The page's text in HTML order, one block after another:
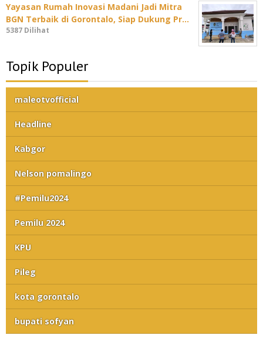
Yayasan Rumah Inovasi Madani Jadi Mitra
BGN Terbaik di Gorontalo, Siap Dukung Pr…
5387 Dilihat
Topik Populer
maleotvofficial
Headline
Kabgor
Nelson pomalingo
#Pemilu2024
Pemilu 2024
KPU
Pileg
kota gorontalo
bupati sofyan